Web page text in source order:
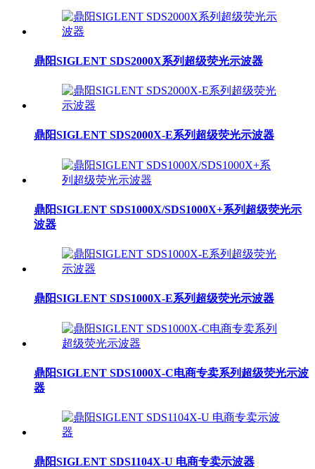
鼎阳SIGLENT SDS2000X系列超级荧光示波器
鼎阳SIGLENT SDS2000X-E系列超级荧光示波器
鼎阳SIGLENT SDS1000X/SDS1000X+系列超级荧光示
波器
鼎阳SIGLENT SDS1000X-E系列超级荧光示波器
鼎阳SIGLENT SDS1000X-C电商专卖系列超级荧光示波
器
鼎阳SIGLENT SDS1104X-U 电商专卖示波器